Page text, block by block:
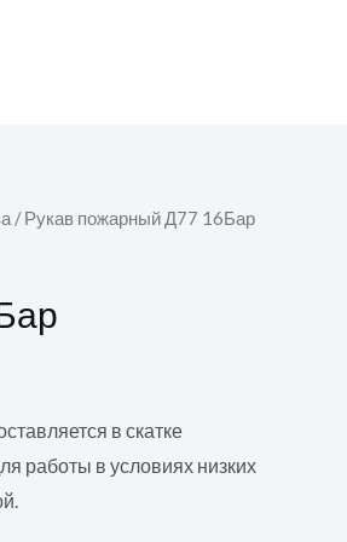
/ Рукав пожарный Д77 16Бар
в скатке
работы в условиях низких